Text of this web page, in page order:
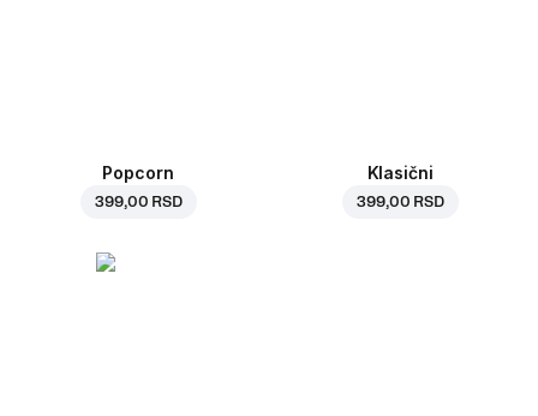
Popcorn
399,00 RSD
Klasični
399,00 RSD